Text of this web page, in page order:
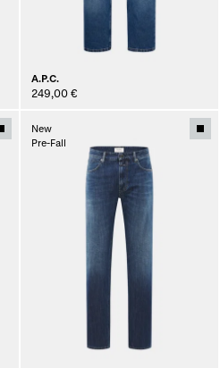
A.P.C.
249,00 €
New
Pre-Fall